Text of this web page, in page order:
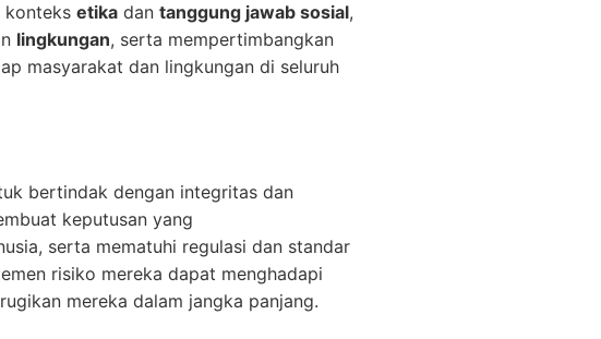
konteks etika dan tanggung jawab sosial,
lingkungan, serta mempertimbangkan
masyarakat dan lingkungan di seluruh
bertindak dengan integritas dan
keputusan yang
serta mematuhi regulasi dan standar
risiko mereka dapat menghadapi
mereka dalam jangka panjang.